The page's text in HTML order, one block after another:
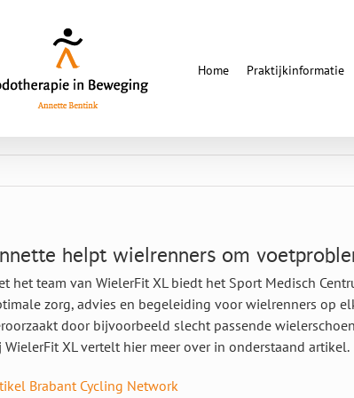
Home Praktijkinformatie
helpt wielrenners om
het team van WielerFit XL biedt het Sport Medisch
zorg, advies en begeleiding voor wielrenners op
door bijvoorbeeld slecht passende
WielerFit XL vertelt hier meer over in onderstaand artikel.
Brabant Cycling Network